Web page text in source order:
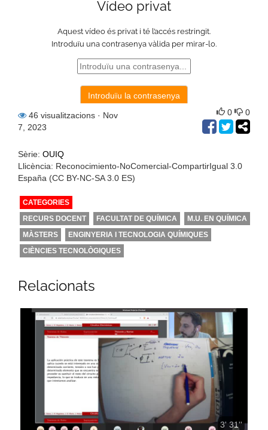
46 visualitzacions · Nov
7, 2023
0 0
Sèrie: OUIQ
Llicència: Reconocimiento-NoComercial-CompartirIgual 3.0
España (CC BY-NC-SA 3.0 ES)
CATEGORIES
RECURS DOCENT
FACULTAT DE QUÍMICA
M.U. EN QUÍMICA
MÀSTERS
ENGINYERIA I TECNOLOGIA QUÍMIQUES
CIÈNCIES TECNOLÒGIQUES
Relacionats
3' 31''